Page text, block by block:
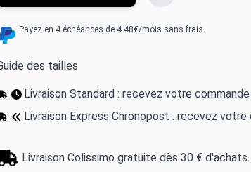
Payez en 4 échéances de 4.48€/mois sans frais.
des tailles
Livraison Standard : recevez votre
Livraison Express Chronopost : recevez
Livraison Colissimo gratuite dès 30 € d'achats.